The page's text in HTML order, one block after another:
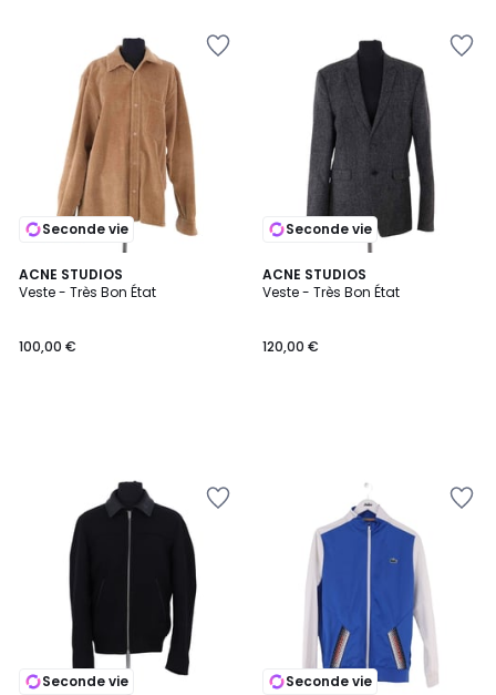
Seconde vie
ACNE STUDIOS
Veste - Très Bon État
100,00 €
Seconde vie
ACNE STUDIOS
Veste - Très Bon État
120,00 €
Seconde vie Seconde vie